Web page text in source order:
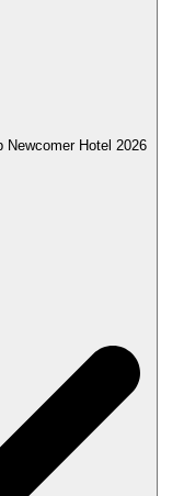
Newcomer Hotel 2026